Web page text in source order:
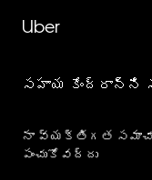
Uber
సహాయ కేంద్రాన్ని
నా వ్యక్తిగత
పంచుకోవద్దు